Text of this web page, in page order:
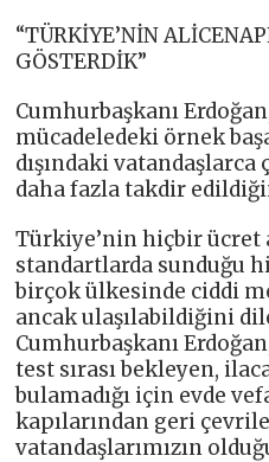
“TÜRKİYE’NİN
GÖSTERDİK”
Cumhurbaşkanı
mücadeledeki örnek
dışındaki
daha fazla takdir
Türkiye’nin hiçbir ücret
standartlarda sunduğu
birçok ülkesinde ciddi
ancak ulaşılabildiğini
Cumhurbaşkanı
test sırası bekleyen,
bulamadığı için evde
kapılarından geri
vatandaşlarımızın